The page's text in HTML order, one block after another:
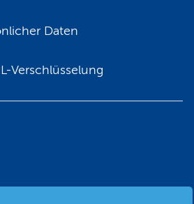
Daten
Verschlüsselung